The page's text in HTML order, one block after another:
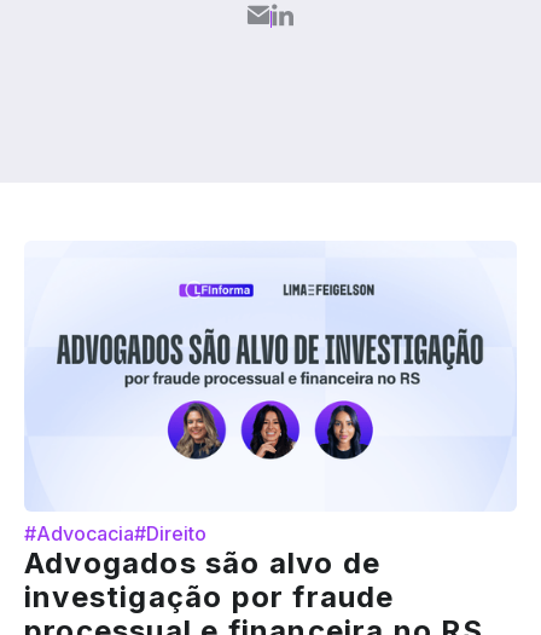
#Advocacia#Direito
Advogados são alvo de
investigação por fraude